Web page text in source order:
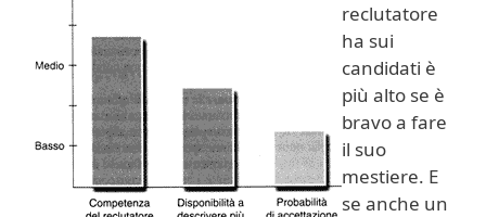
reclutatore
ha sui
candidati è
più alto se è
bravo a fare
il suo
mestiere. E
se anche un